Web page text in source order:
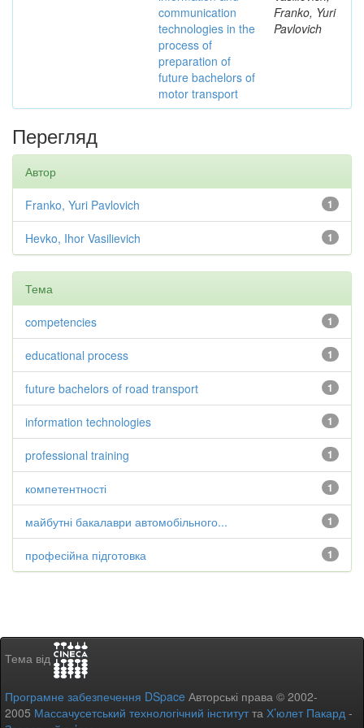
communication
technologies in the
process of
preparation of
future bachelors of
motor transport
Franko, Yuri
Pavlovich
Перегляд
Автор
1
Franko, Yuri Pavlovich
1
Hevko, Ihor Vasilievich
Тема
1
competencies
1
educational process
1
future bachelors of road transport
1
information technologies
1
professional training
1
компетентності
1
майбутні бакалаври автомобільного...
1
професійна підготовка
Тема від
Програмне забезпечення DSpace Авторські права © 2002-
2005 Массачусетський технологічний інститутта Х’юлет Пакард -